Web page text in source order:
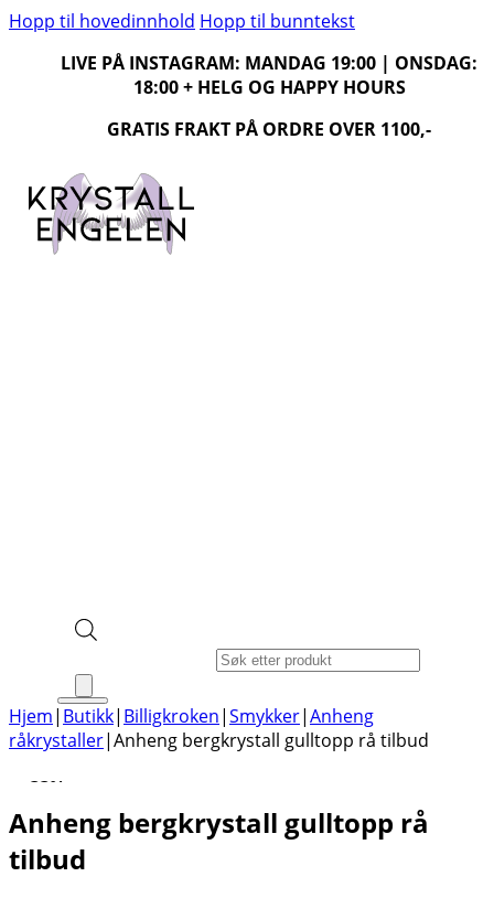
Hopp til hovedinnhold Hopp til bunntekst
LIVE PÅ INSTAGRAM: MANDAG 19:00 | ONSDAG:
18:00 + HELG OG HAPPY HOURS
GRATIS FRAKT PÅ ORDRE OVER 1100,-
Hjem| Butikk| Billigkroken|Smykker|Anheng
råkrystaller|Anheng bergkrystall gulltopp rå tilbud
Anheng bergkrystall gulltopp rå
tilbud
-33%